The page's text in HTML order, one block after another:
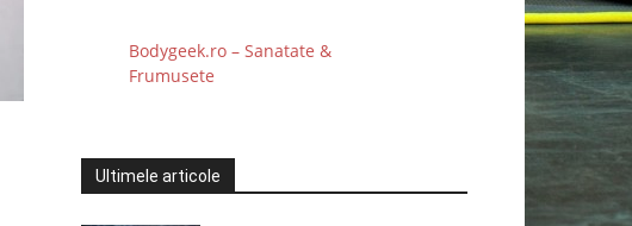
Bodygeek.ro – Sanatate &
Frumusete
Ultimele articole